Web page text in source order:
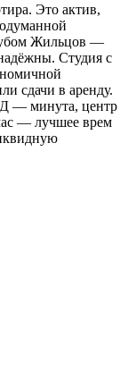
Это актив,
Жильцов —
Студия с
сдачи в аренду.
— минута, центр
— лучшее врем